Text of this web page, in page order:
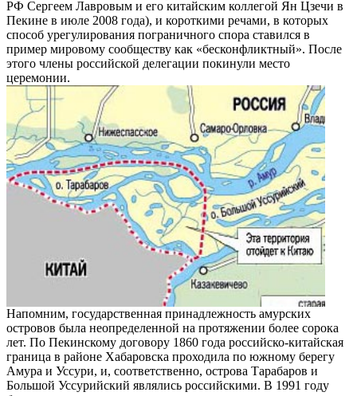
РФ Сергеем Лавровым и его китайским коллегой Ян Цзечи в
Пекине в июле 2008 года), и короткими речами, в которых
способ урегулирования пограничного спора ставился в
пример мировому сообществу как «бесконфликтный». После
этого члены российской делегации покинули место
церемонии.
Напомним, государственная принадлежность амурских
островов была неопределенной на протяжении более сорока
лет. По Пекинскому договору 1860 года российско-китайская
граница в районе Хабаровска проходила по южному берегу
Амура и Уссури, и, соответственно, острова Тарабаров и
Большой Уссурийский являлись российскими. В 1991 году